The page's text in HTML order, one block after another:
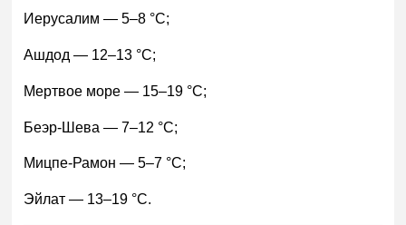
Иерусалим — 5–8 °С;
Ашдод — 12–13 °С;
Мертвое море — 15–19 °С;
Беэр-Шева — 7–12 °С;
Мицпе-Рамон — 5–7 °С;
Эйлат — 13–19 °С.